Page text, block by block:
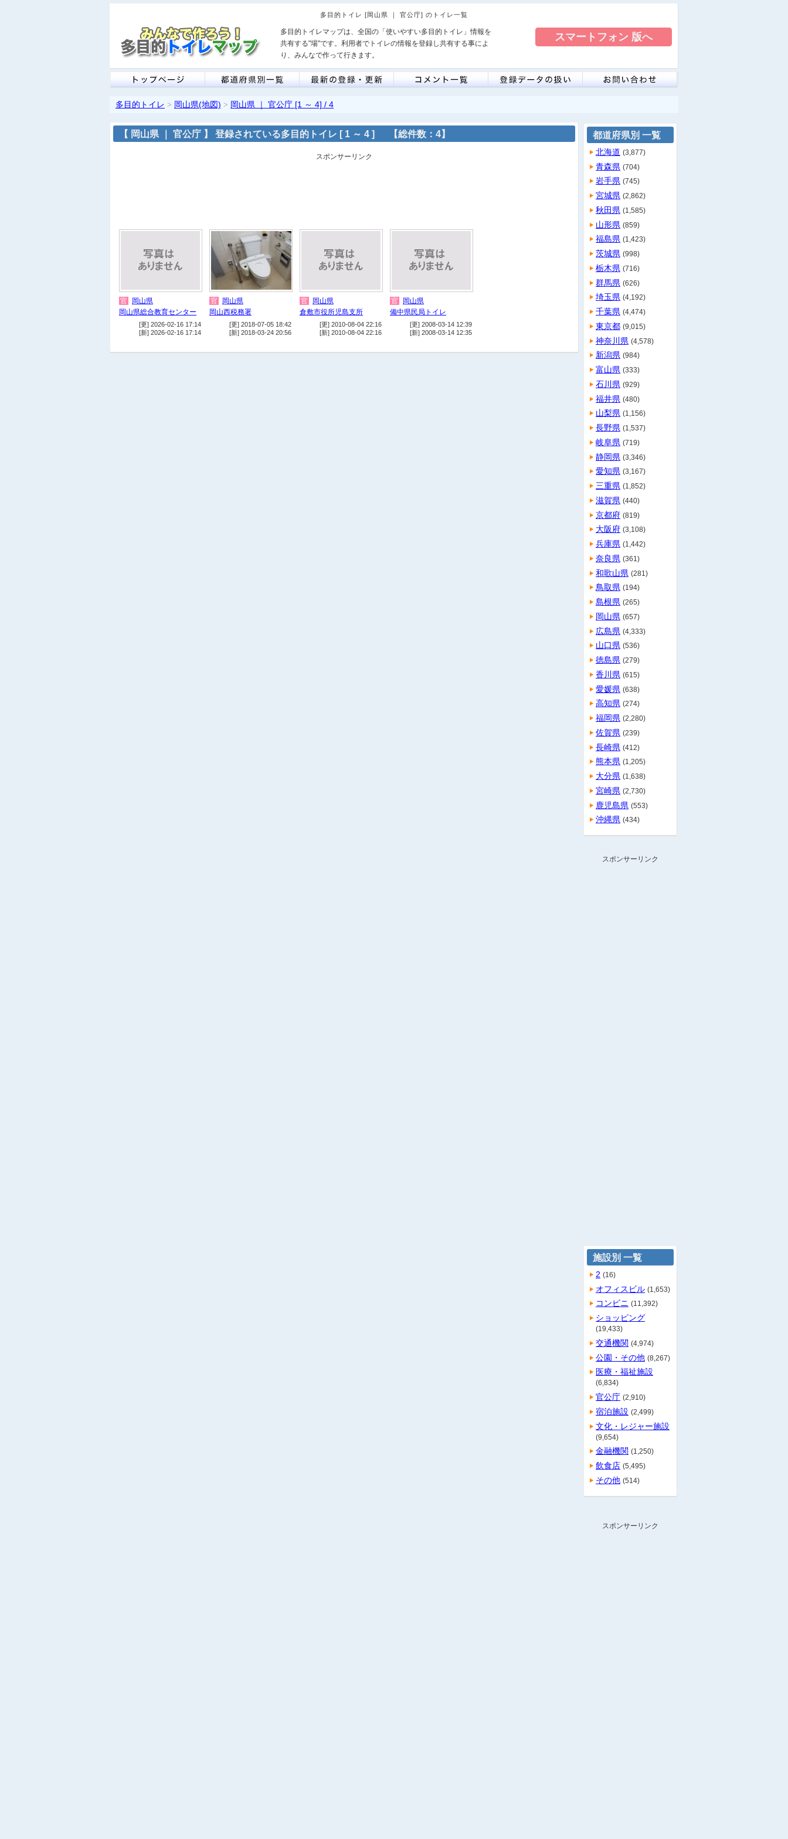
多目的トイレ [岡山県 ｜ 官公庁] のトイレ一覧
多目的トイレマップは、全国の「使いやすい多目的トイレ」情報を
共有する"場"です。利用者でトイレの情報を登録し共有する事によ
り、みんなで作って行きます。
スマートフォン 版へ
多目的トイレ > 岡山県(地図) > 岡山県 ｜ 官公庁 [1 ～ 4] / 4
【 岡山県 ｜ 官公庁 】 登録されている多目的トイレ [ 1 ～ 4 ] 【総件数：4】
スポンサーリンク
官
岡山県
岡山県総合教育センター
[更] 2026-02-16 17:14
[新] 2026-02-16 17:14
官
岡山県
岡山西税務署
[更] 2018-07-05 18:42
[新] 2018-03-24 20:56
官
岡山県
倉敷市役所児島支所
[更] 2010-08-04 22:16
[新] 2010-08-04 22:16
官
岡山県
備中県民局トイレ
[更] 2008-03-14 12:39
[新] 2008-03-14 12:35
都道府県別 一覧
北海道 (3,877)
青森県 (704)
岩手県 (745)
宮城県 (2,862)
秋田県 (1,585)
山形県 (859)
福島県 (1,423)
茨城県 (998)
栃木県 (716)
群馬県 (626)
埼玉県 (4,192)
千葉県 (4,474)
東京都 (9,015)
神奈川県 (4,578)
新潟県 (984)
富山県 (333)
石川県 (929)
福井県 (480)
山梨県 (1,156)
長野県 (1,537)
岐阜県 (719)
静岡県 (3,346)
愛知県 (3,167)
三重県 (1,852)
滋賀県 (440)
京都府 (819)
大阪府 (3,108)
兵庫県 (1,442)
奈良県 (361)
和歌山県 (281)
鳥取県 (194)
島根県 (265)
岡山県 (657)
広島県 (4,333)
山口県 (536)
徳島県 (279)
香川県 (615)
愛媛県 (638)
高知県 (274)
福岡県 (2,280)
佐賀県 (239)
長崎県 (412)
熊本県 (1,205)
大分県 (1,638)
宮崎県 (2,730)
鹿児島県 (553)
沖縄県 (434)
スポンサーリンク
施設別 一覧
2 (16)
オフィスビル (1,653)
コンビニ (11,392)
ショッピング
(19,433)
交通機関 (4,974)
公園・その他 (8,267)
医療・福祉施設
(6,834)
官公庁 (2,910)
宿泊施設 (2,499)
文化・レジャー施設
(9,654)
金融機関 (1,250)
飲食店 (5,495)
その他 (514)
スポンサーリンク